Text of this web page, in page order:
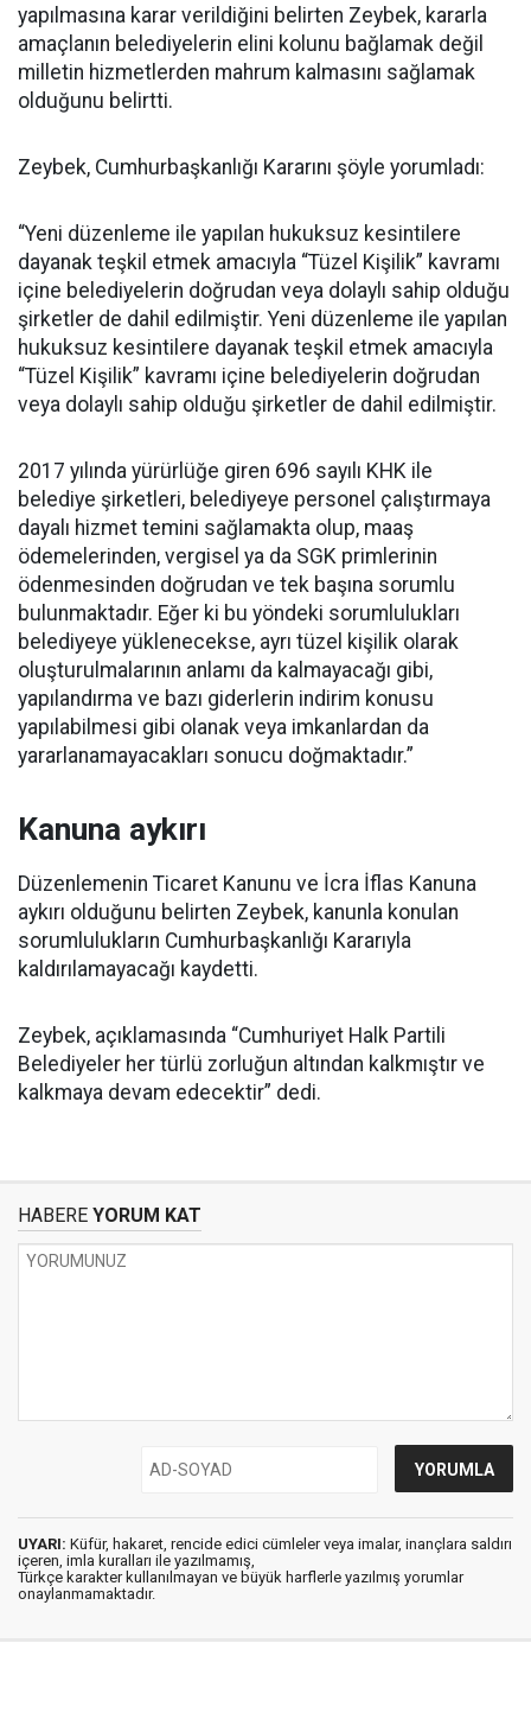
yapılmasına karar verildiğini belirten Zeybek, kararla
amaçlanın belediyelerin elini kolunu bağlamak değil
milletin hizmetlerden mahrum kalmasını sağlamak
olduğunu belirtti.
Zeybek, Cumhurbaşkanlığı Kararını şöyle yorumladı:
“Yeni düzenleme ile yapılan hukuksuz kesintilere
dayanak teşkil etmek amacıyla “Tüzel Kişilik” kavramı
içine belediyelerin doğrudan veya dolaylı sahip olduğu
şirketler de dahil edilmiştir. Yeni düzenleme ile yapılan
hukuksuz kesintilere dayanak teşkil etmek amacıyla
“Tüzel Kişilik” kavramı içine belediyelerin doğrudan
veya dolaylı sahip olduğu şirketler de dahil edilmiştir.
2017 yılında yürürlüğe giren 696 sayılı KHK ile
belediye şirketleri, belediyeye personel çalıştırmaya
dayalı hizmet temini sağlamakta olup, maaş
ödemelerinden, vergisel ya da SGK primlerinin
ödenmesinden doğrudan ve tek başına sorumlu
bulunmaktadır. Eğer ki bu yöndeki sorumlulukları
belediyeye yüklenecekse, ayrı tüzel kişilik olarak
oluşturulmalarının anlamı da kalmayacağı gibi,
yapılandırma ve bazı giderlerin indirim konusu
yapılabilmesi gibi olanak veya imkanlardan da
yararlanamayacakları sonucu doğmaktadır.”
Kanuna aykırı
Düzenlemenin Ticaret Kanunu ve İcra İflas Kanuna
aykırı olduğunu belirten Zeybek, kanunla konulan
sorumlulukların Cumhurbaşkanlığı Kararıyla
kaldırılamayacağı kaydetti.
Zeybek, açıklamasında “Cumhuriyet Halk Partili
Belediyeler her türlü zorluğun altından kalkmıştır ve
kalkmaya devam edecektir” dedi.
HABERE YORUM KAT
UYARI: Küfür, hakaret, rencide edici cümleler veya imalar, inançlara saldırı
içeren, imla kuralları ile yazılmamış,
Türkçe karakter kullanılmayan ve büyük harflerle yazılmış yorumlar
onaylanmamaktadır.